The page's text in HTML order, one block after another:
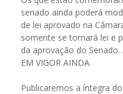
senado ainda poderá
de lei aprovado na
somente se tornará lei e
da aprovação do Senado.
EM VIGOR AINDA.
Publicaremos a íntegra